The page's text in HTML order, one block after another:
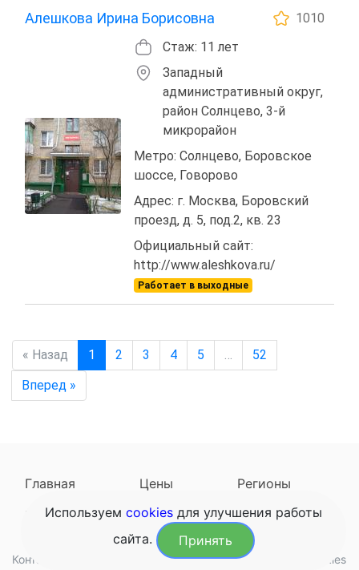
Алешкова Ирина Борисовна
1010
Стаж: 11 лет
Западный
административный округ,
район Солнцево, 3-й
микрорайон
Метро: Солнцево, Боровское
шоссе, Говорово
Адрес: г. Москва, Боровский
проезд, д. 5, под.2, кв. 23
Официальный сайт:
http://www.aleshkova.ru/
Работает в выходные
« Назад 1 2 3 4 5
52
Вперед »
Главная Цены
Регионы
Наследодатели
Задать вопрос
Контакты Обработка данных Конфиденциальность Cookies
Используем cookies для улучшения работы
сайта.
Принять